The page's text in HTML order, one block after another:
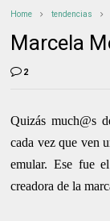
Home tendencias
Marcela
2
Quizás much@s
cada vez que ven
emular. Ese fue
creadora de la